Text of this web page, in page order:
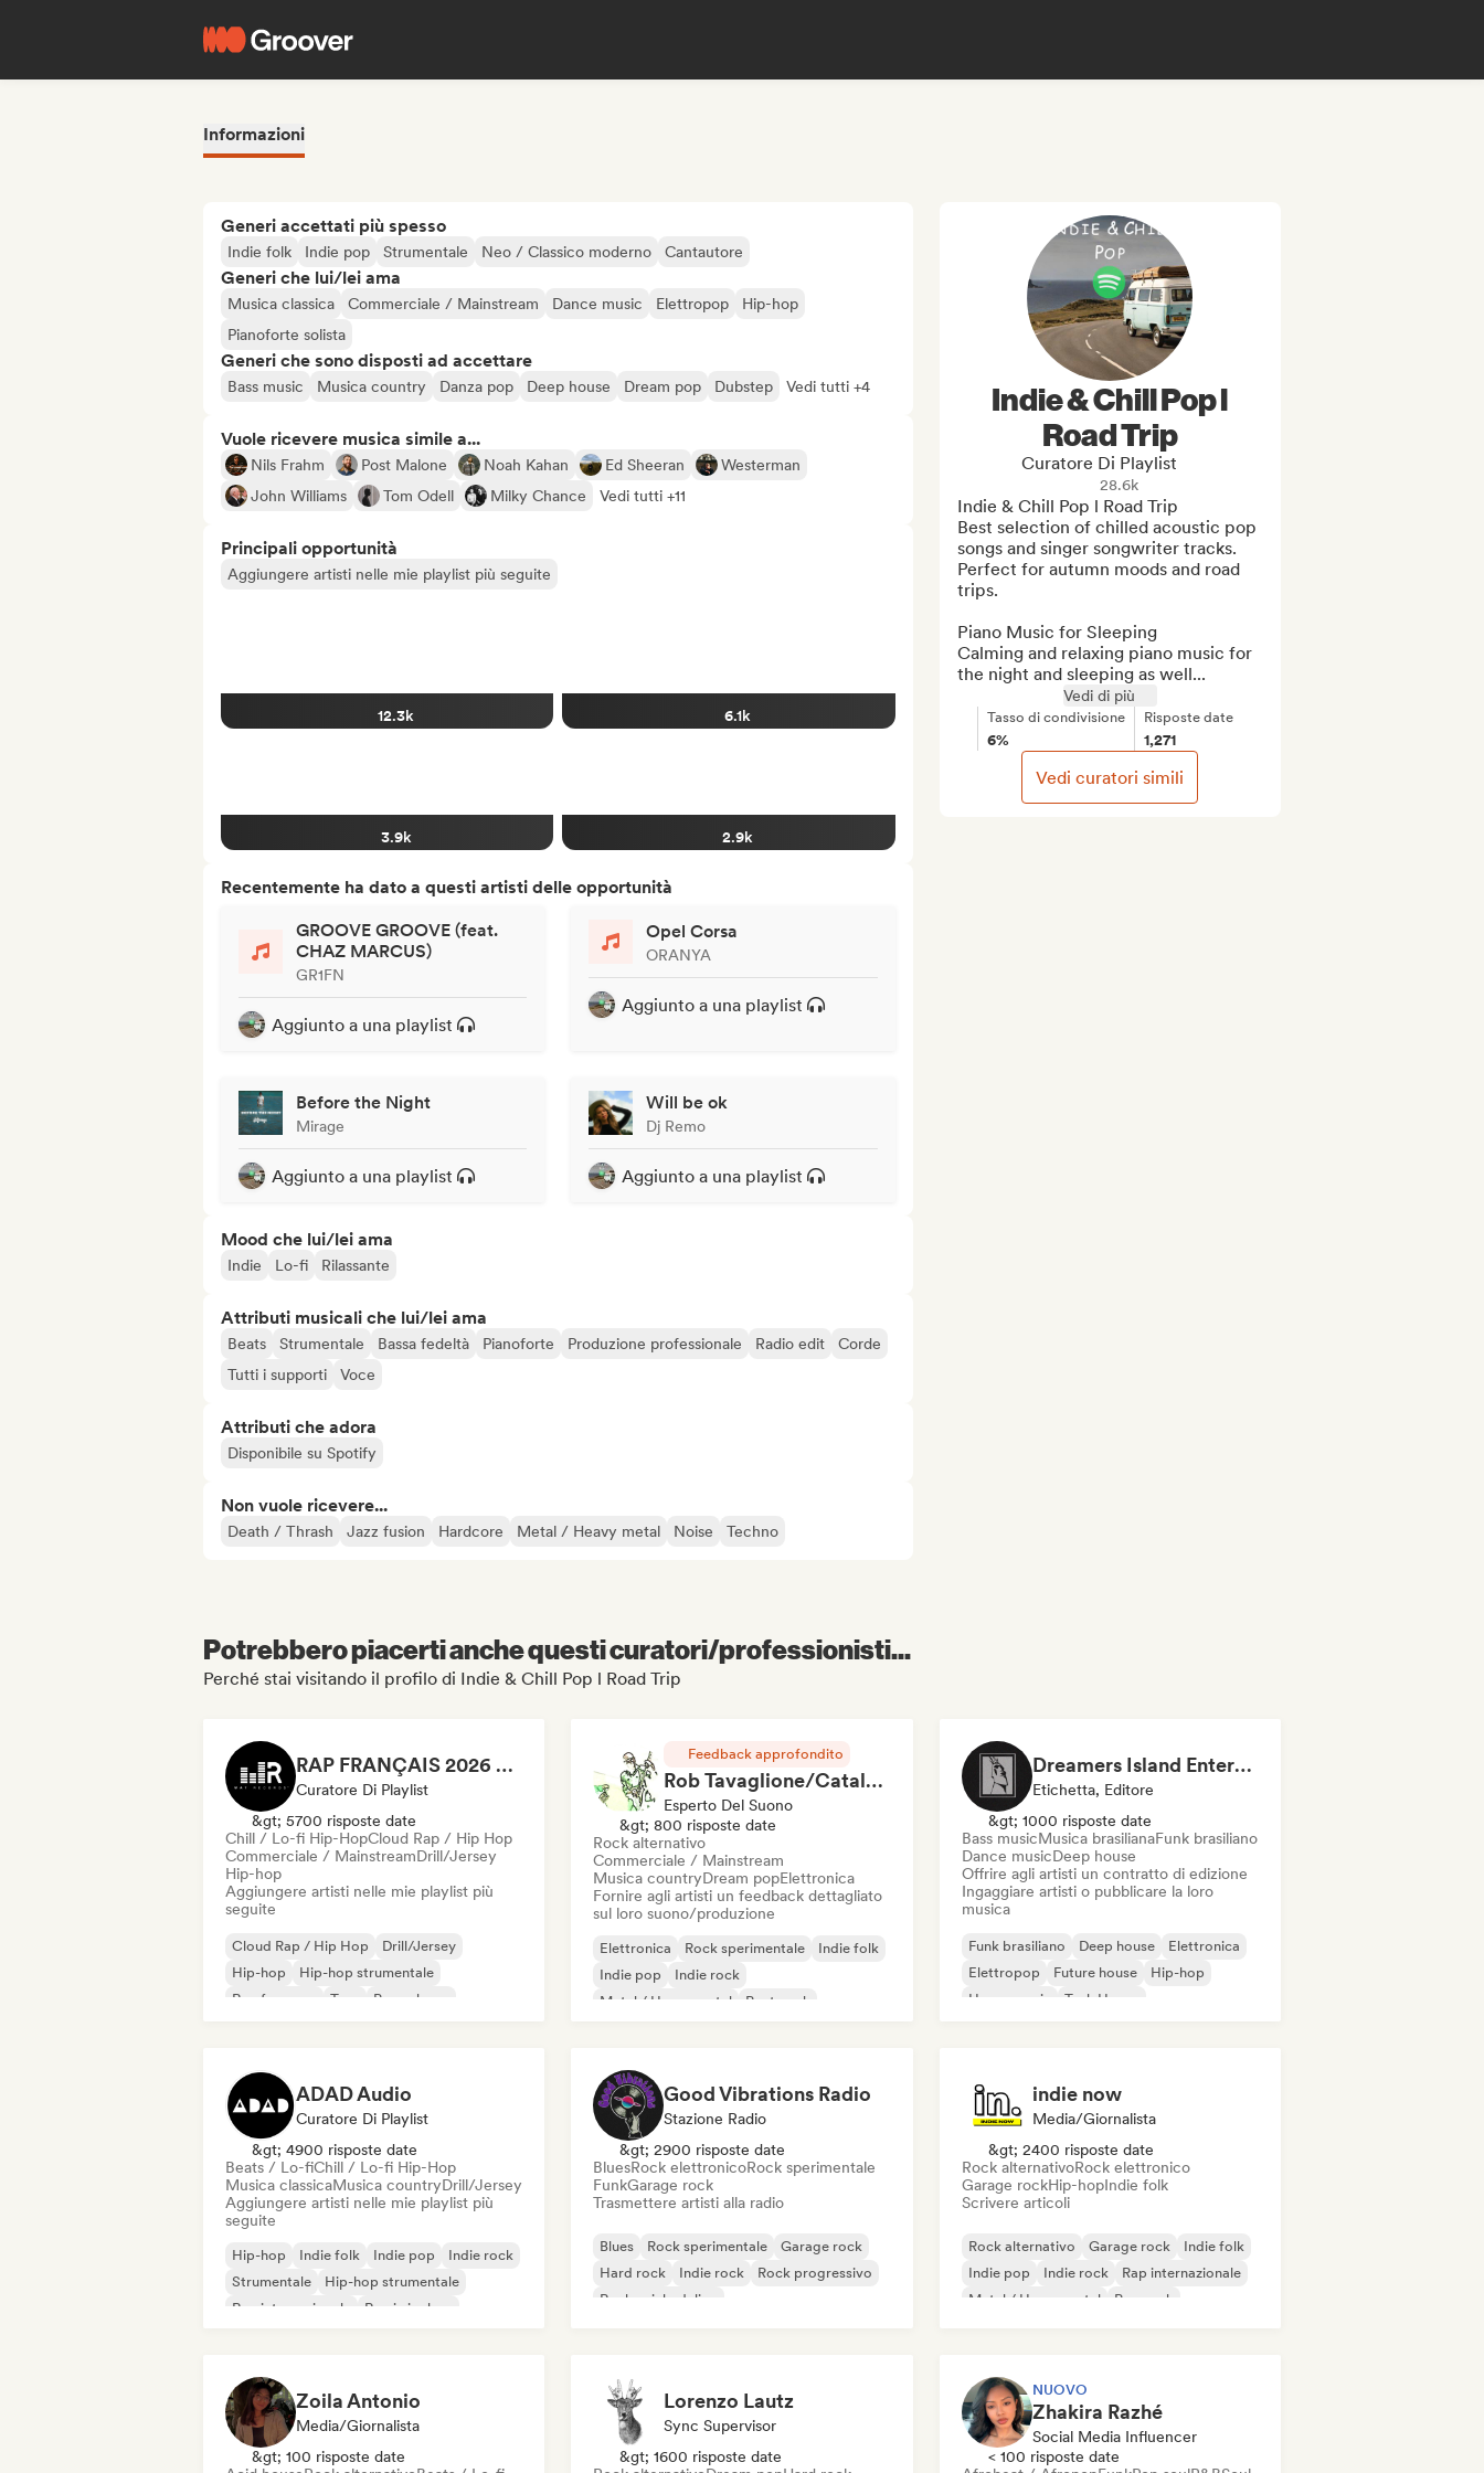
Informazioni
Generi accettati più spesso
Indie folk Indie pop Strumentale Neo / Classico moderno Cantautore
Generi che lui/lei ama
Musica classica Commerciale / Mainstream Dance music Elettropop
Hip-hop
Pianoforte solista
Generi che sono disposti ad accettare
Bass music Musica country Danza pop Deep house Dream pop Dubstep Vedi tutti +4
Vuole ricevere musica simile a...
Nils Frahm Post Malone Noah Kahan Ed Sheeran
Westerman
John Williams
Tom Odell Milky Chance Vedi tutti +11
Principali opportunità
Aggiungere artisti nelle mie playlist più seguite
12.3k 6.1k
3.9k 2.9k
Recentemente ha dato a questi artisti delle opportunità
GROOVE GROOVE (feat.
CHAZ MARCUS)
GR1FN
Aggiunto a una playlist
Opel Corsa
ORANYA
Aggiunto a una playlist
Before the Night
Mirage
Aggiunto a una playlist
Will be ok
Dj Remo
Aggiunto a una playlist
Mood che lui/lei ama
Indie Lo-fi Rilassante
Attributi musicali che lui/lei ama
Beats Strumentale Bassa fedeltà Pianoforte Produzione professionale Radio edit
Corde
Tutti i supporti
Voce
Attributi che adora
Disponibile su Spotify
Non vuole ricevere...
Death / Thrash Jazz fusion Hardcore Metal / Heavy metal Noise Techno
Indie & Chill Pop l
Road Trip
Curatore Di Playlist
28.6k
Indie & Chill Pop l Road Trip
Best selection of chilled acoustic pop
songs and singer songwriter tracks.
Perfect for autumn moods and road
trips.
Piano Music for Sleeping
Calming and relaxing piano music for
the night and sleeping as well...
Vedi di più
Tasso di condivisione
6%
Risposte date
1,271
Vedi curatori simili
Potrebbero piacerti anche questi curatori/professionisti...
Perché stai visitando il profilo di Indie & Chill Pop l Road Trip
RAP FRANÇAIS 2026 🔥🇫🇷 (Way Records)
Curatore Di Playlist
&gt; 5700 risposte date
Chill / Lo-fi Hip-HopCloud Rap / Hip Hop
Commerciale / MainstreamDrill/Jersey
Hip-hop
Aggiungere artisti nelle mie playlist più
seguite
Cloud Rap / Hip Hop
Drill/Jersey
Hip-hop
Hip-hop strumentale
Rap francese
Trap
Pop urbano
Feedback approfondito
Rob Tavaglione/Catalyst Recording
Esperto Del Suono
&gt; 800 risposte date
Rock alternativo
Commerciale / Mainstream
Musica countryDream popElettronica
Fornire agli artisti un feedback dettagliato
sul loro suono/produzione
Elettronica Rock sperimentale
Indie folk
Indie pop
Indie rock
Metal / Heavy metal
Post punk
Dreamers Island Entertainment
Etichetta, Editore
&gt; 1000 risposte date
Bass musicMusica brasilianaFunk brasiliano
Dance musicDeep house
Offrire agli artisti un contratto di edizione
Ingaggiare artisti o pubblicare la loro
musica
Funk brasiliano Deep house
Elettronica
Elettropop
Future house
Hip-hop
House music
Tech House
ADAD Audio
Curatore Di Playlist
&gt; 4900 risposte date
Beats / Lo-fiChill / Lo-fi Hip-Hop
Musica classicaMusica countryDrill/Jersey
Aggiungere artisti nelle mie playlist più
seguite
Hip-hop Indie folk Indie pop
Indie rock
Strumentale
Hip-hop strumentale
Rap internazionale
Rap in inglese
Good Vibrations Radio
Stazione Radio
&gt; 2900 risposte date
BluesRock elettronicoRock sperimentale
FunkGarage rock
Trasmettere artisti alla radio
Blues Rock sperimentale
Garage rock
Hard rock
Indie rock
Rock progressivo
Rock psichedelico
indie now
Media/Giornalista
&gt; 2400 risposte date
Rock alternativoRock elettronico
Garage rockHip-hopIndie folk
Scrivere articoli
Rock alternativo Garage rock
Indie folk
Indie pop
Indie rock
Rap internazionale
Metal / Heavy metal
Pop rock
Zoila Antonio
Media/Giornalista
&gt; 100 risposte date
Lorenzo Lautz
Sync Supervisor
&gt; 1600 risposte date
NUOVO
Zhakira Razhé
Social Media Influencer
< 100 risposte date